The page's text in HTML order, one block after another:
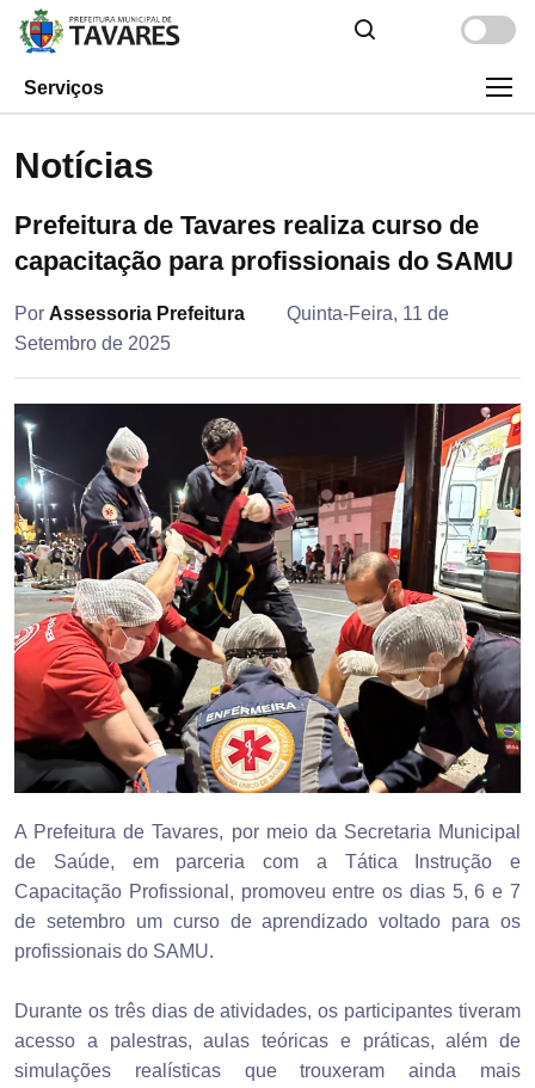
Serviços
Notícias
Prefeitura de Tavares realiza curso de
capacitação para profissionais do SAMU
Por Assessoria Prefeitura
Quinta-Feira, 11 de
Setembro de 2025
A Prefeitura de Tavares, por meio da Secretaria Municipal
de Saúde, em parceria com a Tática Instrução e
Capacitação Profissional, promoveu entre os dias 5, 6 e 7
de setembro um curso de aprendizado voltado para os
profissionais do SAMU.
Durante os três dias de atividades, os participantes tiveram
acesso a palestras, aulas teóricas e práticas, além de
simulações realísticas que trouxeram ainda mais